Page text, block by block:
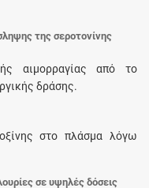
της σεροτονίνης
αιμορραγίας από το
δράσης.
στο πλάσμα λόγω
σε υψηλές δόσεις